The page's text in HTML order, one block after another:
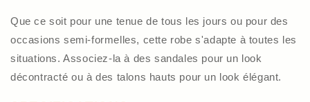
Que ce soit pour une tenue de tous les jours ou pour des
occasions semi-formelles, cette robe s'adapte à toutes les
situations. Associez-la à des sandales pour un look
décontracté ou à des talons hauts pour un look élégant.